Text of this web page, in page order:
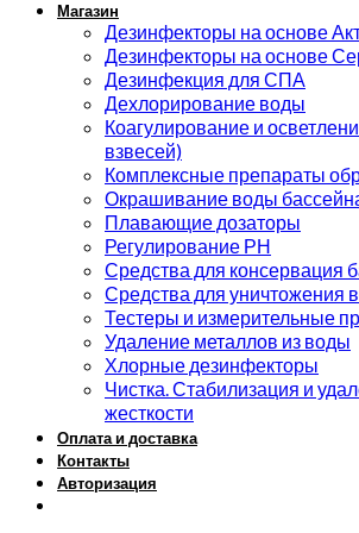
Магазин
Дезинфекторы на основе
Дезинфекторы на основе
Дезинфекция для СПА
Дехлорирование воды
Коагулирование и
взвесей)
Комплексные препараты
Окрашивание воды
Плавающие дозаторы
Регулирование РН
Средства для консервация
Средства для уничтожения
Тестеры и измерительные
Удаление металлов из воды
Хлорные дезинфекторы
Чистка. Стабилизация и
жесткости
Оплата и доставка
Контакты
Авторизация